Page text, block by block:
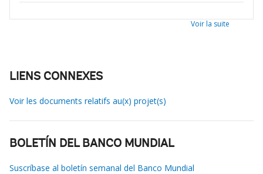
Voir la suite
LIENS CONNEXES
Voir les documents relatifs au(x) projet(s)
BOLETÍN DEL BANCO MUNDIAL
Suscríbase al boletín semanal del Banco Mundial